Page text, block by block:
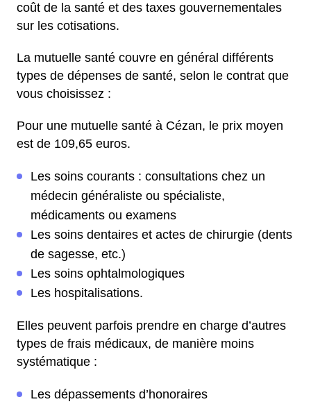
coût de la santé et des taxes gouvernementales
sur les cotisations.
La mutuelle santé couvre en général différents
types de dépenses de santé, selon le contrat que
vous choisissez :
Pour une mutuelle santé à Cézan, le prix moyen
est de 109,65 euros.
Les soins courants : consultations chez un
médecin généraliste ou spécialiste,
médicaments ou examens
Les soins dentaires et actes de chirurgie (dents
de sagesse, etc.)
Les soins ophtalmologiques
Les hospitalisations.
Elles peuvent parfois prendre en charge d’autres
types de frais médicaux, de manière moins
systématique :
Les dépassements d’honoraires